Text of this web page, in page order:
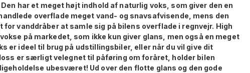
har et meget højt indhold af naturlig voks, som giver den en
overflade meget vand- og snavsafvisende, mens den
vanddråber at samle sig på bilens overflade i regnvejr. High
på markedet, som ikke kun giver glans, men også en meget
er ideel til brug på udstillingsbiler, eller når du vil give dit
er særligt velegnet til påføring om foråret, holder bilen
ubesværet! Ud over den flotte glans og den gode